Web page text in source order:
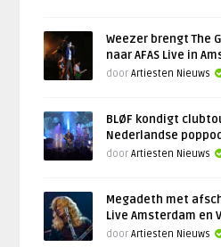
Weezer brengt The
naar AFAS Live in
doorArtiesten Nieuws
BLØF kondigt
Nederlandse
doorArtiesten Nieuws
Megadeth met
Live Amsterdam en
doorArtiesten Nieuws